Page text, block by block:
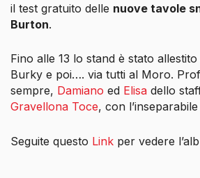
il test gratuito delle nuove tavole
Burton.
Fino alle 13 lo stand è stato
Burky e poi…. via tutti al Moro.
sempre, Damiano ed Elisa dello
Gravellona Toce, con
Seguite questo Link per vedere